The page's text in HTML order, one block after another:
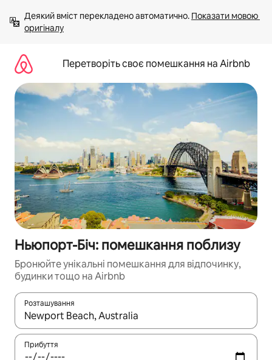
вмісту
Деякий вміст перекладено автоматично. Показати мовою
оригіналу
Перетворіть своє помешкання на Airbnb
Ньюпорт-Біч: помешкання поблизу
Бронюйте унікальні помешкання для відпочинку,
будинки тощо на Airbnb
Розташування
Отримавши результати пошуку, використовуйте для
Прибуття